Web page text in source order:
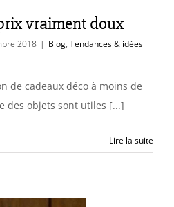
vraiment doux
2018 | Blog, Tendances & idées
de cadeaux déco à moins de
des objets sont utiles [...]
Lire la suite